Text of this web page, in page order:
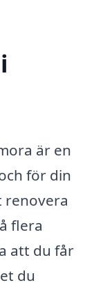
är en
för din
renovera
flera
att du får
du